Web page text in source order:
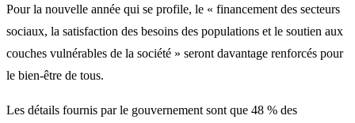
Pour la nouvelle année qui se profile, le « financement des secteurs
sociaux, la satisfaction des besoins des populations et le soutien aux
couches vulnérables de la société » seront davantage renforcés pour
le bien-être de tous.
Les détails fournis par le gouvernement sont que 48 % des